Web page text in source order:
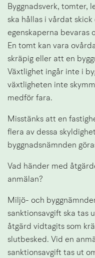
Byggnadsverk, tomter,
ska hållas i vårdat
egenskaperna bevaras
En tomt kan vara
skräpig eller att en
Växtlighet ingår inte i
växtligheten inte
medför fara.
Misstänks att en
flera av dessa
byggnadsnämnden
Vad händer med
anmälan?
Miljö- och
sanktionsavgift ska tas
åtgärd vidtagits som
slutbesked. Vid en
sanktionsavgift tas ut